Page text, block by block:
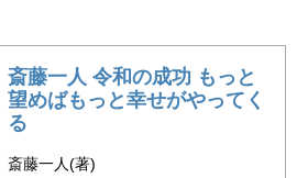
斎藤一人 令和の成功 もっと
望めばもっと幸せがやってく
る
斎藤一人(著)